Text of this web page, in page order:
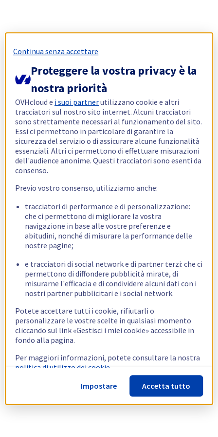
Continua senza accettare
Proteggere la vostra privacy è la
nostra priorità
OVHcloud e i suoi partnerutilizzano cookie e altri
tracciatori sul nostro sito internet. Alcuni tracciatori
sono strettamente necessari al funzionamento del sito.
Essi ci permettono in particolare di garantire la
sicurezza del servizio o di assicurare alcune funzionalità
essenziali. Altri ci permettono di effettuare misurazioni
dell'audience anonime. Questi tracciatori sono esenti da
consenso.
Previo vostro consenso, utilizziamo anche:
tracciatori di performance e di personalizzazione:
che ci permettono di migliorare la vostra
navigazione in base alle vostre preferenze e
abitudini, nonché di misurare la performance delle
nostre pagine;
e tracciatori di social network e di partner terzi: che ci
permettono di diffondere pubblicità mirate, di
misurarne l'efficacia e di condividere alcuni dati con i
nostri partner pubblicitari e i social network.
Potete accettare tutti i cookie, rifiutarli o
personalizzare le vostre scelte in qualsiasi momento
cliccando sul link «Gestisci i miei cookie» accessibile in
fondo alla pagina.
Per maggiori informazioni, potete consultare la nostra
politica di utilizzo dei cookie.
Impostare
Accetta tutto